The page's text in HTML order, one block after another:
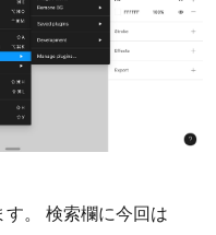
。 検索欄に今回は